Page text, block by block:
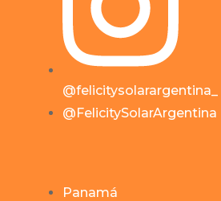
@felicitysolarargentina_
@FelicitySolarArgentina
Panamá